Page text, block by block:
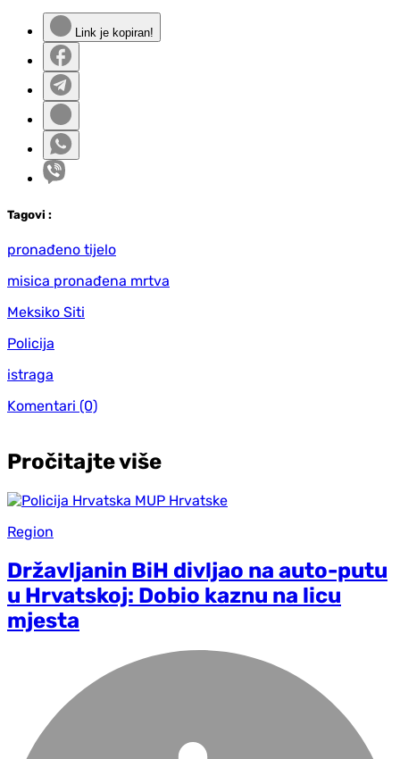
Link je kopiran!
Tagovi :
pronađeno tijelo
misica pronađena mrtva
Meksiko Siti
Policija
istraga
Komentari (0)
Pročitajte više
Region
Državljanin BiH divljao na auto-putu
u Hrvatskoj: Dobio kaznu na licu
mjesta